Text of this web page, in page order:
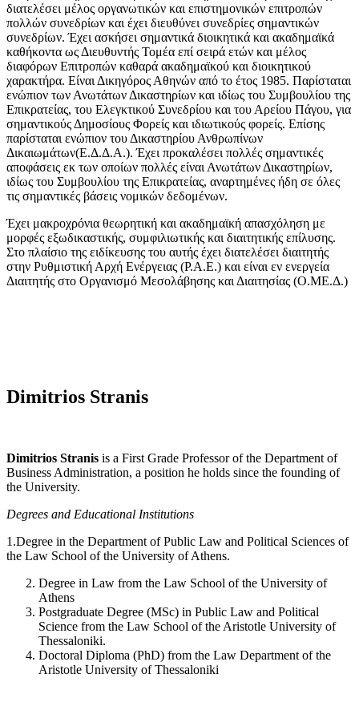
διατελέσει μέλος οργανωτικών και επιστημονικών επιτροπών
πολλών συνεδρίων και έχει διευθύνει συνεδρίες σημαντικών
συνεδρίων. Έχει ασκήσει σημαντικά διοικητικά και ακαδημαϊκά
καθήκοντα ως Διευθυντής Τομέα επί σειρά ετών και μέλος
διαφόρων Επιτροπών καθαρά ακαδημαϊκού και διοικητικού
χαρακτήρα. Είναι Δικηγόρος Αθηνών από το έτος 1985. Παρίσταται
ενώπιον των Ανωτάτων Δικαστηρίων και ιδίως του Συμβουλίου της
Επικρατείας, του Ελεγκτικού Συνεδρίου και του Αρείου Πάγου, για
σημαντικούς Δημοσίους Φορείς και ιδιωτικούς φορείς. Επίσης
παρίσταται ενώπιον του Δικαστηρίου Ανθρωπίνων
Δικαιωμάτων(Ε.Δ.Δ.Α.). Έχει προκαλέσει πολλές σημαντικές
αποφάσεις εκ των οποίων πολλές είναι Ανωτάτων Δικαστηρίων,
ιδίως του Συμβουλίου της Επικρατείας, αναρτημένες ήδη σε όλες
τις σημαντικές βάσεις νομικών δεδομένων.
Έχει μακροχρόνια θεωρητική και ακαδημαϊκή απασχόληση με
μορφές εξωδικαστικής, συμφιλιωτικής και διαιτητικής επίλυσης.
Στο πλαίσιο της ειδίκευσης του αυτής έχει διατελέσει διαιτητής
στην Ρυθμιστική Αρχή Ενέργειας (Ρ.Α.Ε.) και είναι εν ενεργεία
Διαιτητής στο Οργανισμό Μεσολάβησης και Διαιτησίας (Ο.ΜΕ.Δ.)
Dimitrios Stranis
Dimitrios Stranis is a First Grade Professor of the Department of
Business Administration, a position he holds since the founding of
the University.
Degrees and Educational Institutions
1.Degree in the Department of Public Law and Political Sciences of
the Law School of the University of Athens.
Degree in Law from the Law School of the University of
Athens
Postgraduate Degree (MSc) in Public Law and Political
Science from the Law School of the Aristotle University of
Thessaloniki.
Doctoral Diploma (PhD) from the Law Department of the
Aristotle University of Thessaloniki